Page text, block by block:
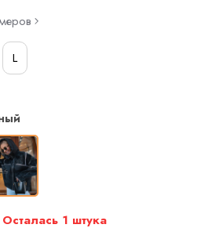
L
Осталась 1 штука